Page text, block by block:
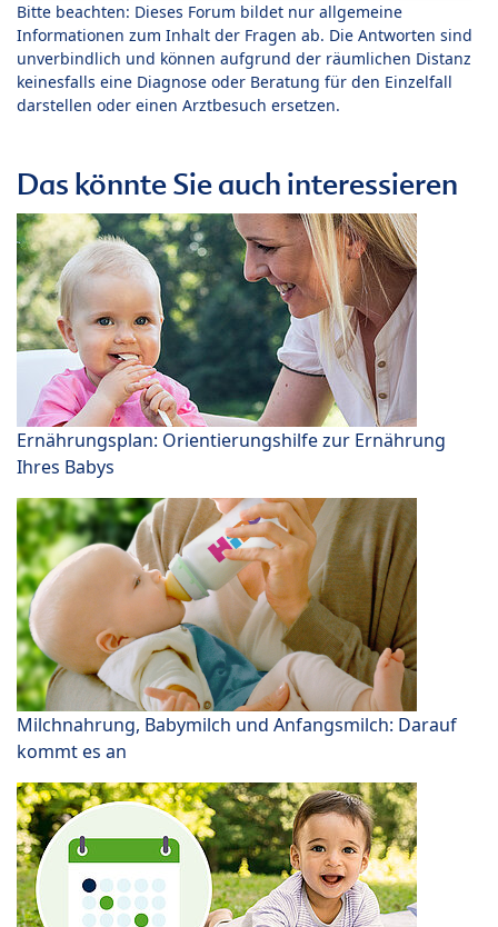
Bitte beachten: Dieses Forum bildet nur allgemeine
Informationen zum Inhalt der Fragen ab. Die Antworten sind
unverbindlich und können aufgrund der räumlichen Distanz
keinesfalls eine Diagnose oder Beratung für den Einzelfall
darstellen oder einen Arztbesuch ersetzen.
Das könnte Sie auch interessieren
Ernährungsplan: Orientierungshilfe zur Ernährung
Ihres Babys
Milchnahrung, Babymilch und Anfangsmilch: Darauf
kommt es an